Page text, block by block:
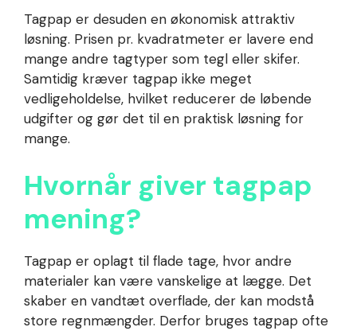
Tagpap er desuden en økonomisk attraktiv
løsning. Prisen pr. kvadratmeter er lavere end
mange andre tagtyper som tegl eller skifer.
Samtidig kræver tagpap ikke meget
vedligeholdelse, hvilket reducerer de løbende
udgifter og gør det til en praktisk løsning for
mange.
Hvornår giver tagpap
mening?
Tagpap er oplagt til flade tage, hvor andre
materialer kan være vanskelige at lægge. Det
skaber en vandtæt overflade, der kan modstå
store regnmængder. Derfor bruges tagpap ofte